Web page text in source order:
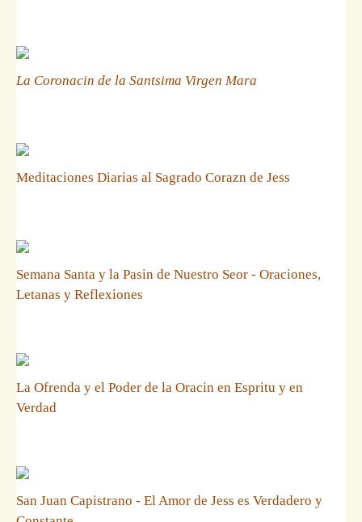
La Coronacin de la Santsima Virgen Mara
Meditaciones Diarias al Sagrado Corazn de Jess
Semana Santa y la Pasin de Nuestro Seor - Oraciones,
Letanas y Reflexiones
La Ofrenda y el Poder de la Oracin en Espritu y en
Verdad
San Juan Capistrano - El Amor de Jess es Verdadero y